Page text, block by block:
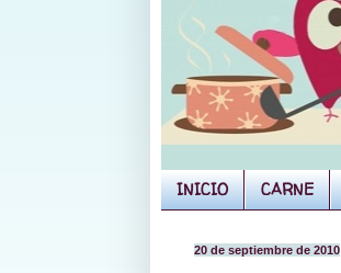
INICIO CARNE
20 de septiembre de 2010